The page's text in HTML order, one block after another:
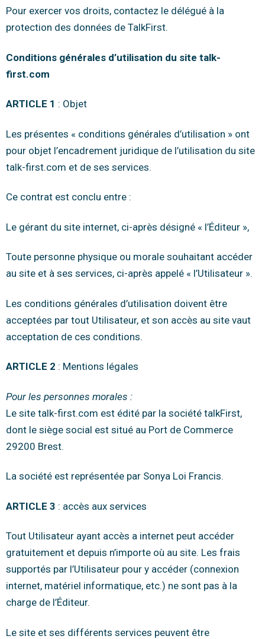
Pour exercer vos droits, contactez le délégué à la
protection des données de TalkFirst.
Conditions générales d’utilisation du site talk-
first.com
ARTICLE 1 : Objet
Les présentes « conditions générales d’utilisation » ont
pour objet l’encadrement juridique de l’utilisation du site
talk-first.com et de ses services.
Ce contrat est conclu entre :
Le gérant du site internet, ci-après désigné « l’Éditeur »,
Toute personne physique ou morale souhaitant accéder
au site et à ses services, ci-après appelé « l’Utilisateur ».
Les conditions générales d’utilisation doivent être
acceptées par tout Utilisateur, et son accès au site vaut
acceptation de ces conditions.
ARTICLE 2 : Mentions légales
Pour les personnes morales :
Le site talk-first.com est édité par la société talkFirst,
dont le siège social est situé au Port de Commerce
29200 Brest.
La société est représentée par Sonya Loi Francis.
ARTICLE 3 : accès aux services
Tout Utilisateur ayant accès a internet peut accéder
gratuitement et depuis n’importe où au site. Les frais
supportés par l’Utilisateur pour y accéder (connexion
internet, matériel informatique, etc.) ne sont pas à la
charge de l’Éditeur.
Le site et ses différents services peuvent être